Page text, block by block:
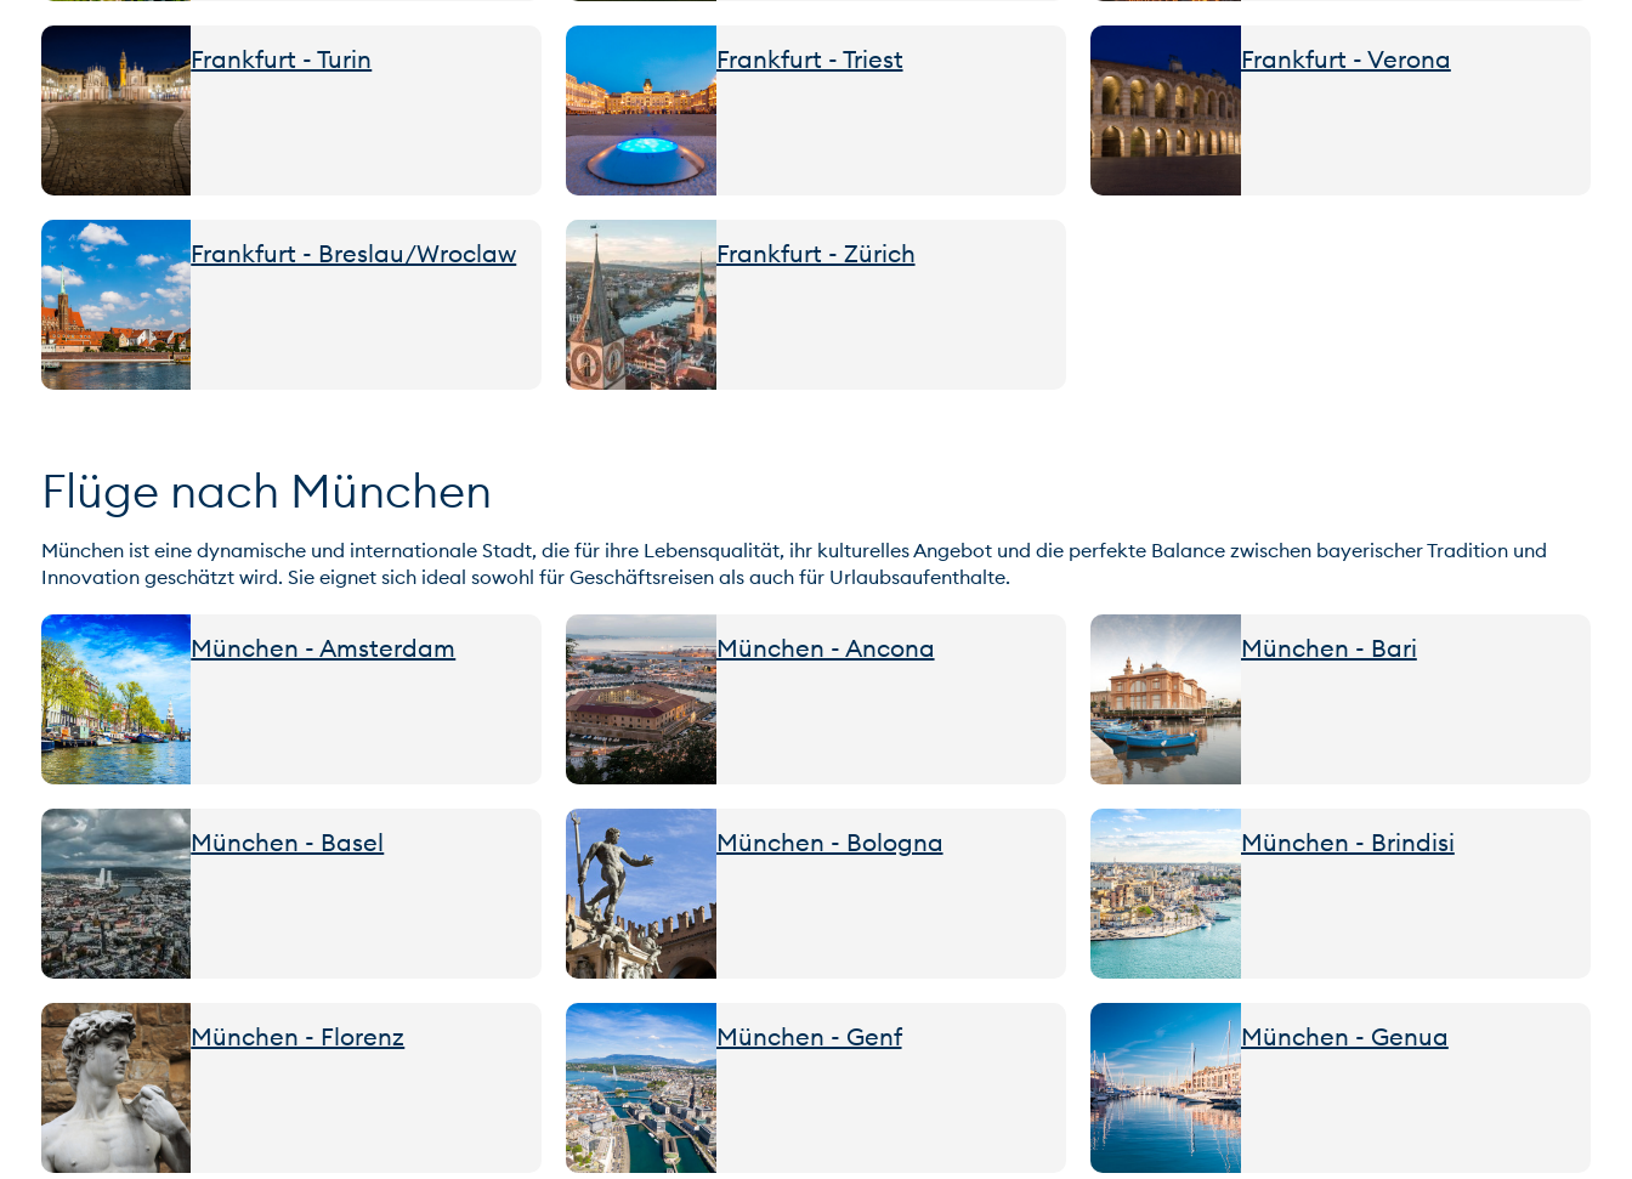
Frankfurt - Turin Frankfurt - Triest Frankfurt - Verona
Frankfurt - Breslau/Wroclaw Frankfurt - Zürich
Flüge nach München
München ist eine dynamische und internationale Stadt, die für ihre Lebensqualität, ihr kulturelles Angebot und die perfekte Balance zwischen bayerischer Tradition und
Innovation geschätzt wird. Sie eignet sich ideal sowohl für Geschäftsreisen als auch für Urlaubsaufenthalte.
München - Amsterdam München - Ancona München - Bari
München - Basel München - Bologna München - Brindisi
München - Florenz München - Genf München - Genua